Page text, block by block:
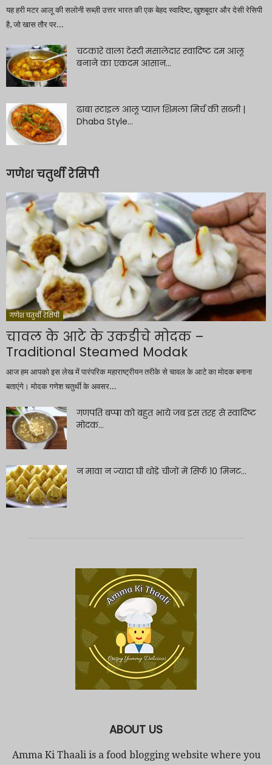
यह हरी मटर आलू की सलोनी सब्ज़ी उत्तर भारत की एक बेहद स्वादिष्ट, खुशबूदार और देसी रेसिपी
है, जो खास तौर पर...
चटकारे वाला टेस्टी मसालेदार स्वादिष्ट दम आलू
बनाने का एकदम आसान...
ढाबा स्टाइल आलू प्याज़ शिमला मिर्च की सब्ज़ी |
Dhaba Style...
गणेश चतुर्थी रेसिपी
गणेश चतुर्थी रेसिपी
चावल के आटे के उकडीचे मोदक –
Traditional Steamed Modak
आज हम आपको इस लेख में पारंपरिक महाराष्ट्रीयन तरीके से चावल के आटे का मोदक बनाना
बताएंगे। मोदक गणेश चतुर्थी के अवसर...
गणपति बप्पा को बहुत भाये जब इस तरह से स्वादिष्ट
मोदक...
न मावा न ज्यादा घी थोड़े चीजों में सिर्फ 10 मिनट...
ABOUT US
Amma Ki Thaali is a food blogging website where you